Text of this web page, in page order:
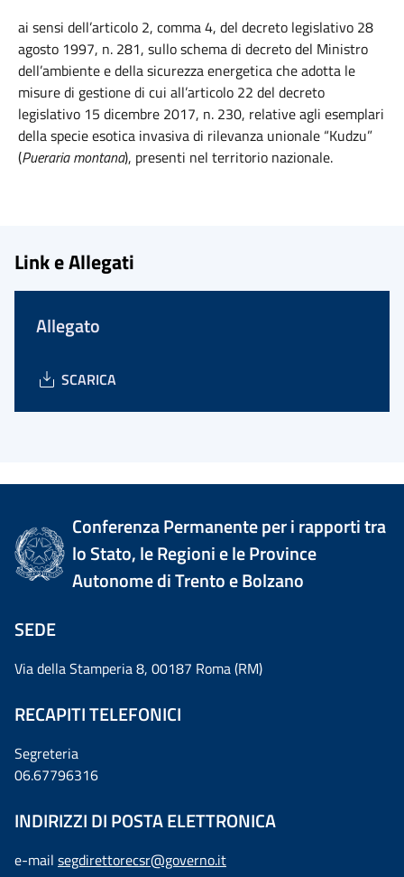
ai sensi dell’articolo 2, comma 4, del decreto legislativo 28
agosto 1997, n. 281, sullo schema di decreto del Ministro
dell’ambiente e della sicurezza energetica che adotta le
misure di gestione di cui all’articolo 22 del decreto
legislativo 15 dicembre 2017, n. 230, relative agli esemplari
della specie esotica invasiva di rilevanza unionale “Kudzu”
(Pueraria montana), presenti nel territorio nazionale.
Link e Allegati
Allegato
SCARICA
Conferenza Permanente per i rapporti tra
lo Stato, le Regioni e le Province
Autonome di Trento e Bolzano
SEDE
Via della Stamperia 8, 00187 Roma (RM)
RECAPITI TELEFONICI
Segreteria
06.67796316
INDIRIZZI DI POSTA ELETTRONICA
e-mail segdirettorecsr@governo.it